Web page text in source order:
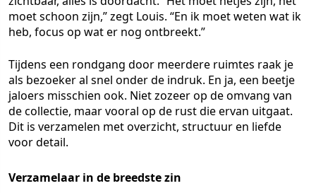
moet schoon zijn,” zegt Louis. “En ik moet weten wat ik
heb, focus op wat er nog ontbreekt.”
Tijdens een rondgang door meerdere ruimtes raak je
als bezoeker al snel onder de indruk. En ja, een beetje
jaloers misschien ook. Niet zozeer op de omvang van
de collectie, maar vooral op de rust die ervan uitgaat.
Dit is verzamelen met overzicht, structuur en liefde
voor detail.
Verzamelaar in de breedste zin